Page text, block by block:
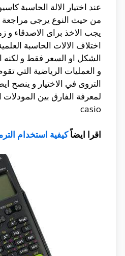
عند اختيار الالة الحاسبة
من حيث النوع يرجى
يجب الاخذ براى الاصدقاء و
اختلاف الالات الحاسبة
الشكل او السعر فقط و لكنه
و العمليات الرياضية التي
التروى في الاختيار و ينصح
لمعرفة الفارق بين المودلات
casio
اقرا ايضاًكيفية استخدام